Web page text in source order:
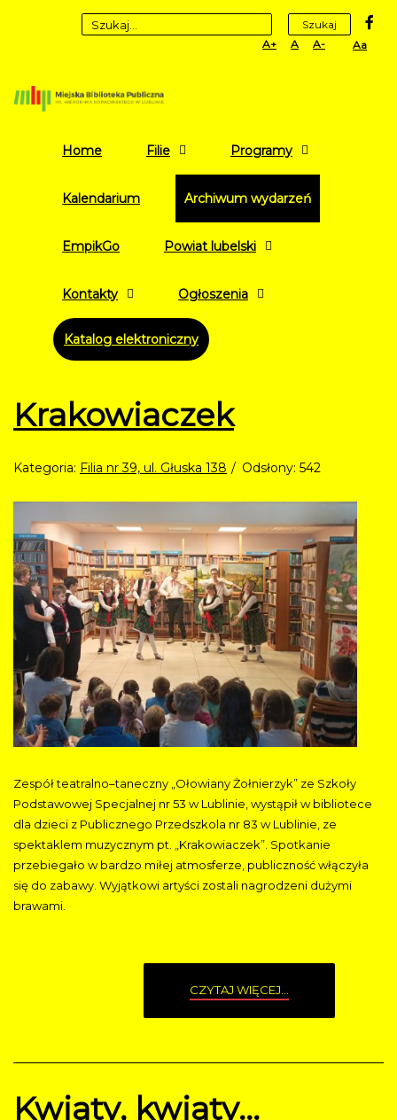
Szukaj
Set
LargerDefault
Set
Smaller
High
Home Filie Programy
Kalendarium Archiwum wydarzeń
EmpikGo Powiat lubelski
Kontakty Ogłoszenia
Katalog elektroniczny
Krakowiaczek
Kategoria: Filia nr 39, ul. Głuska 138 Odsłony: 542
Zespół teatralno–taneczny „Ołowiany Żołnierzyk” ze Szkoły
Podstawowej Specjalnej nr 53 w Lublinie, wystąpił w bibliotece
dla dzieci z Publicznego Przedszkola nr 83 w Lublinie, ze
spektaklem muzycznym pt. „Krakowiaczek”. Spotkanie
przebiegało w bardzo miłej atmosferze, publiczność włączyła
się do zabawy. Wyjątkowi artyści zostali nagrodzeni dużymi
brawami.
CZYTAJ WIĘCEJ...
Kwiaty, kwiaty...